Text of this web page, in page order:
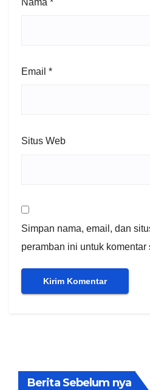
Email *
Situs Web
Simpan nama, email, dan
peramban ini untuk komentar
Berita Sebelum nya